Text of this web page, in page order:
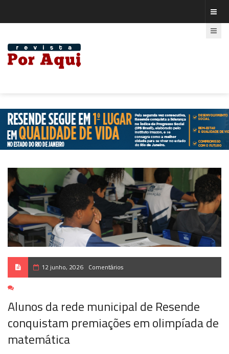
12 junho, 2026 Comentários
Alunos da rede municipal de Resende
conquistam premiações em olimpíada de
matemática